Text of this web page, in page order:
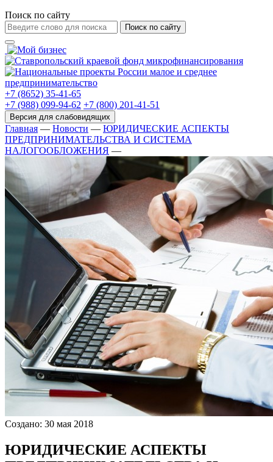
Поиск по сайту
Поиск по сайту
+7 (8652) 35-41-65
+7 (988) 099-94-62 +7 (800) 201-41-51
Главная — Новости — ЮРИДИЧЕСКИЕ АСПЕКТЫ
ПРЕДПРИНИМАТЕЛЬСТВА И СИСТЕМА
НАЛОГООБЛОЖЕНИЯ —
Создано: 30 мая 2018
ЮРИДИЧЕСКИЕ АСПЕКТЫ